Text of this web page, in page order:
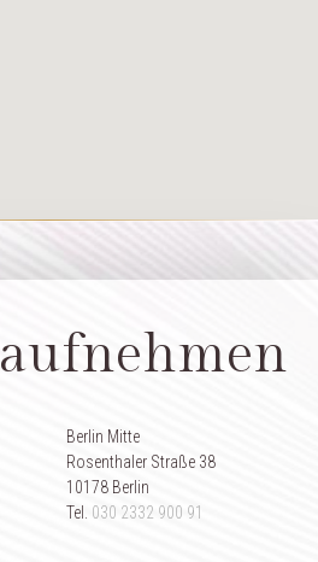
aufnehmen
Berlin Mitte
Rosenthaler Straße 38
10178 Berlin
Tel. 030 2332 900 91